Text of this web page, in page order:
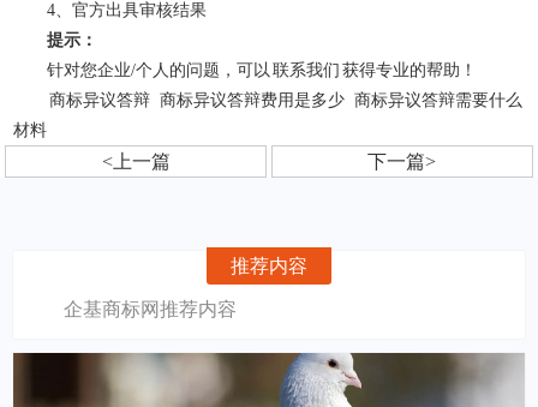
4、官方出具审核结果
提示：
针对您企业/个人的问题，可以 联系我们 获得专业的帮助！
商标异议答辩 商标异议答辩费用是多少 商标异议答辩需要什么
材料
<上一篇 下一篇>
推荐内容
企基商标网推荐内容